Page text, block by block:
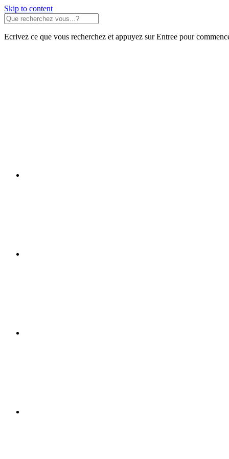
Skip to content
Ecrivez ce que vous recherchez et appuyez sur Entree pour